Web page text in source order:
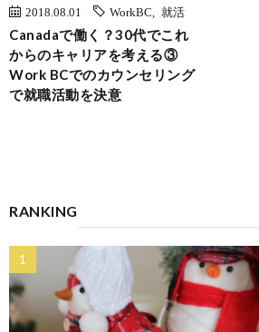
2018.08.01 WorkBC 就活
Canadaで働く？30代でこれ
からのキャリアを考える③
Work BCでのカウンセリング
で就職活動を決意
RANKING